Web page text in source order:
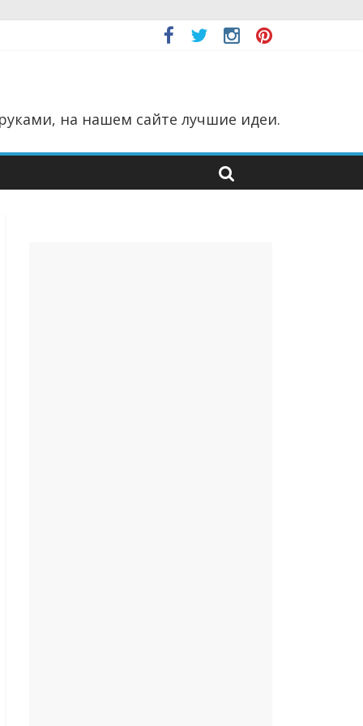
на нашем сайте лучшие идеи.